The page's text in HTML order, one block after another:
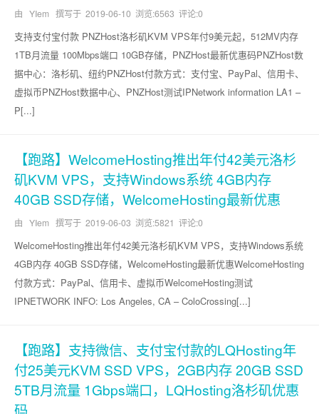
由 YIem 撰写于 2019-06-10 浏览:6563 评论:0
支持支付宝付款 PNZHost洛杉矶KVM VPS年付9美元起，512MV内存
1TB月流量 100Mbps端口 10GB存储，PNZHost最新优惠码PNZHost数
据中心：洛杉矶、纽约PNZHost付款方式：支付宝、PayPal、信用卡、
虚拟币PNZHost数据中心、PNZHost测试IPNetwork information LA1 –
P[...]
【跑路】WelcomeHosting推出年付42美元洛杉
矶KVM VPS，支持Windows系统 4GB内存
40GB SSD存储，WelcomeHosting最新优惠
由 YIem 撰写于 2019-06-03 浏览:5821 评论:0
WelcomeHosting推出年付42美元洛杉矶KVM VPS，支持Windows系统
4GB内存 40GB SSD存储，WelcomeHosting最新优惠WelcomeHosting
付款方式：PayPal、信用卡、虚拟币WelcomeHosting测试
IPNETWORK INFO: Los Angeles, CA – ColoCrossing[...]
【跑路】支持微信、支付宝付款的LQHosting年
付25美元KVM SSD VPS，2GB内存 20GB SSD
5TB月流量 1Gbps端口，LQHosting洛杉矶优惠
码